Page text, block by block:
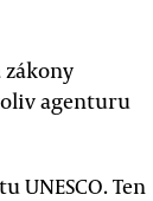
agenturu
Ten